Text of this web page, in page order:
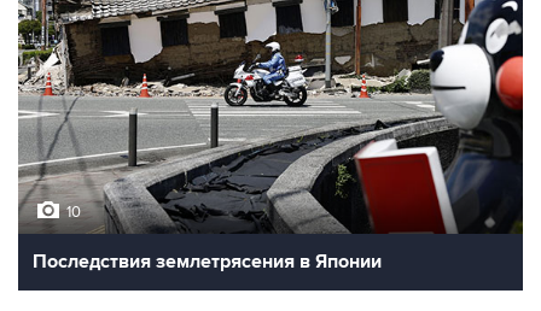
10
Последствия землетрясения в Японии